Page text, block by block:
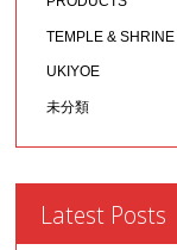
TEMPLE & SHRINE
UKIYOE
未分類
Latest Posts